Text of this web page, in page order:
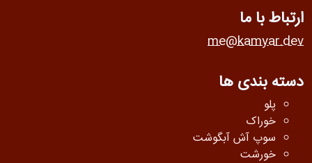
ارتباط با ما
me@kamyar.dev
دسته بندی ها
پلو
خوراک
سوپ آش آبگوشت
خورشت